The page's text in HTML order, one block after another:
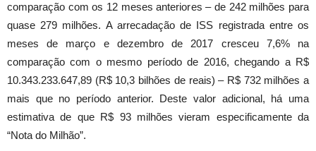
comparação com os 12 meses anteriores – de 242 milhões para
quase 279 milhões. A arrecadação de ISS registrada entre os
meses de março e dezembro de 2017 cresceu 7,6% na
comparação com o mesmo período de 2016, chegando a R$
10.343.233.647,89 (R$ 10,3 bilhões de reais) – R$ 732 milhões a
mais que no período anterior. Deste valor adicional, há uma
estimativa de que R$ 93 milhões vieram especificamente da
“Nota do Milhão”.